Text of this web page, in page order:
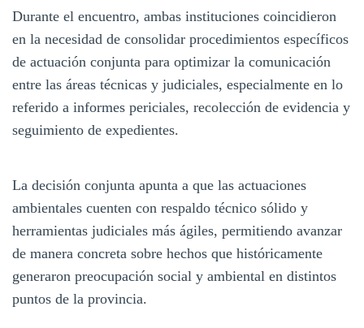
Durante el encuentro, ambas instituciones coincidieron
en la necesidad de consolidar procedimientos específicos
de actuación conjunta para optimizar la comunicación
entre las áreas técnicas y judiciales, especialmente en lo
referido a informes periciales, recolección de evidencia y
seguimiento de expedientes.
La decisión conjunta apunta a que las actuaciones
ambientales cuenten con respaldo técnico sólido y
herramientas judiciales más ágiles, permitiendo avanzar
de manera concreta sobre hechos que históricamente
generaron preocupación social y ambiental en distintos
puntos de la provincia.